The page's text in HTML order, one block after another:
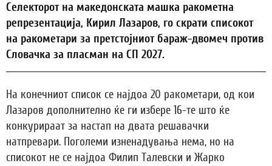
Селекторот на македонската машка ракометна
репрезентација, Кирил Лазаров, го скрати списокот
на ракометари за претстојниот бараж-двомеч против
Словачка за пласман на СП 2027.
На конечниот список се најдоа 20 ракометари, од кои
Лазаров дополнително ќе ги избере 16-те што ќе
конкурираат за настап на двата решавачки
натпревари. Поголеми изненадувања нема, но на
списокот не се најдоа Филип Талевски и Жарко